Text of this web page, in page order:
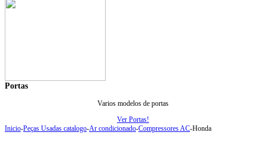
Portas
Varios modelos de portas
Ver Portas!
Inicio-Peças Usadas catalogo-Ar condicionado-Compressores AC-Honda